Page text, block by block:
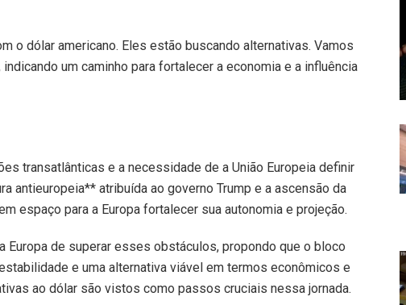
o dólar americano. Eles estão buscando alternativas. Vamos
um caminho para fortalecer a economia e a influência
transatlânticas e a necessidade de a União Europeia definir
antieuropeia** atribuída ao governo Trump e a ascensão da
espaço para a Europa fortalecer sua autonomia e projeção.
de superar esses obstáculos, propondo que o bloco
e uma alternativa viável em termos econômicos e
ao dólar são vistos como passos cruciais nessa jornada.